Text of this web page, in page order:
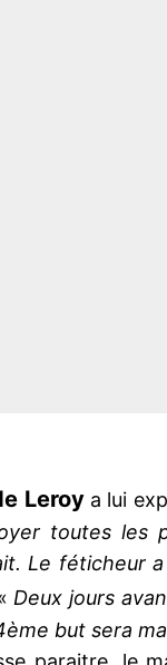
Leroya lui
toutes les
Le féticheur
Deux jours
but sera